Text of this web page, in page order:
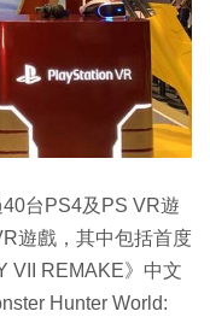
台PS4及PS VR遊
遊戲，其中包括首度
VII REMAKE》中文
Hunter World: